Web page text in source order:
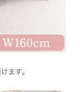
ます。